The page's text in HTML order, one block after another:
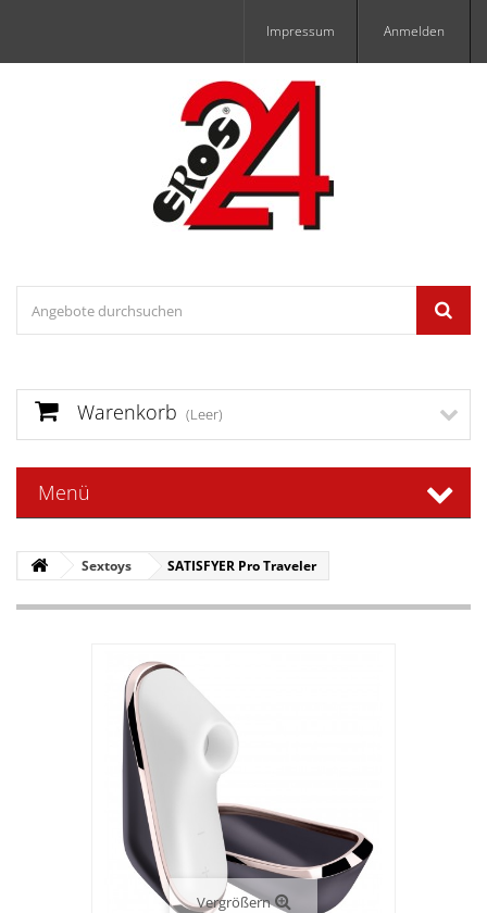
Anmelden
Impressum
Warenkorb (Leer)
Menü
Sextoys SATISFYER Pro Traveler
Vergrößern